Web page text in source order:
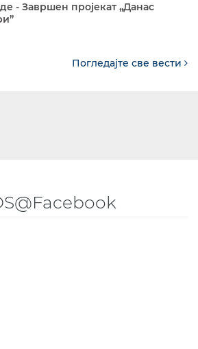
- Завршен пројекат „Данас
Погледајте све вести